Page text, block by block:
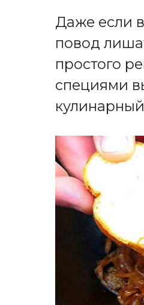
Даже если в
повод
простого
специями